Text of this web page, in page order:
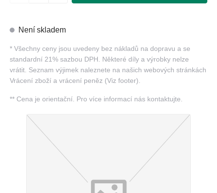
Není skladem
* Všechny ceny jsou uvedeny bez nákladů na dopravu a se
standardní 21% sazbou DPH. Některé díly a výrobky nelze
vrátit. Seznam výjimek naleznete na našich webových stránkách
Vrácení zboží a vrácení peněz (Viz footer).
** Cena je orientační. Pro více informací nás kontaktujte.